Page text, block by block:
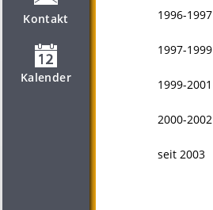
Kontakt
Kalender
1996-1997
1997-1999
1999-2001
2000-2002
seit 2003